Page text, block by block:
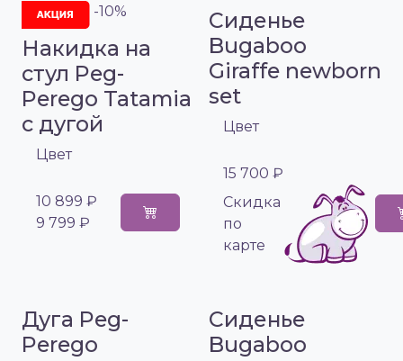
-10%
Накидка на
стул Peg-
Perego Tatamia
с дугой
Цвет
10 899 ₽
9 799 ₽
Сиденье
Bugaboo
Giraffe newborn
set
Цвет
15 700 ₽
Cкидка
по
карте
Дуга Peg-
Perego
Сиденье
Bugaboo